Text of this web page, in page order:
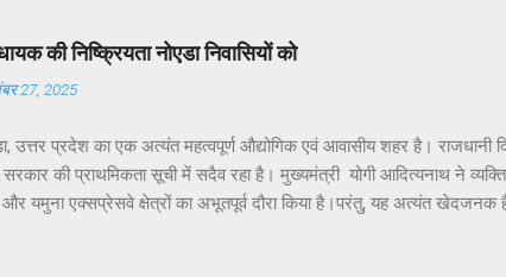
की निष्क्रियता नोएडा निवासियों को
27, 2025
उत्तर प्रदेश का एक अत्यंत महत्वपूर्ण औद्योगिक एवं आवासीय शहर है।
की प्राथमिकता सूची में सदैव रहा है। मुख्यमंत्री योगी आदित्यनाथ ने
और यमुना एक्सप्रेसवे क्षेत्रों का अभूतपूर्व दौरा किया है।परंतु, यह अत्यंत खेदजनक
उठाने के बावजूद ठोस कार्यवाही नहीं हो रही है। यह कहना है नोएडा के विभिन्न